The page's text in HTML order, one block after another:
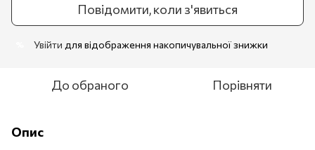
Повідомити, коли з'явиться
Увійти для відображення накопичувальної знижки
До обраного Порівняти
Опис